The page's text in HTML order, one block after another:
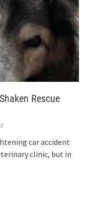
Rescue
car accident
clinic, but in